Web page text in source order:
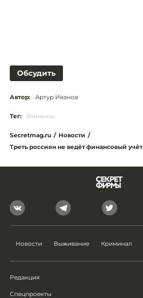
Обсудить
Автор: Артур Иванов
Тег: Финансы
Secretmag.ru / Новости /
Треть россиян не ведёт финансовый учёт
Новости Выживание Криминал
Редакция
Спецпроекты